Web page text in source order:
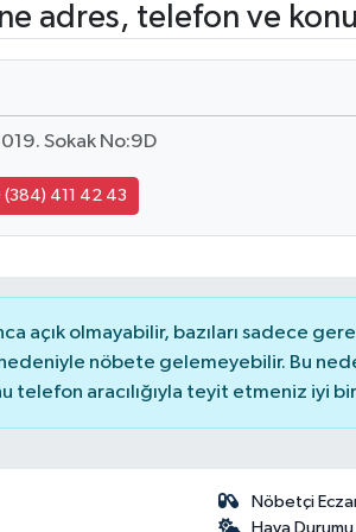
adres, telefon ve
Sokak No:9D
(384) 411 42 43
açık olmayabilir, bazıları sadece
nöbete gelemeyebilir. Bu
telefon aracılığıyla teyit etmeniz iyi
Nöbetçi
Hava Durumu